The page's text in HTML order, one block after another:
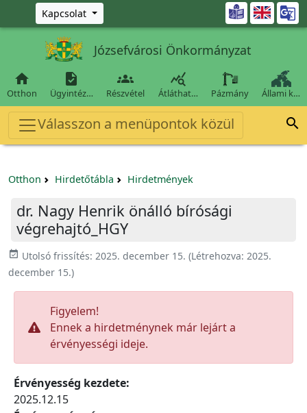
Ugrás a fő tartalomra
Kapcsolat 
Józsefvárosi Önkormányzat

Otthon

Ügyintéz…

Részvétel

Átláthat… Pázmány Állami k…
Válasszon a menüpontok közül 
Otthon Hirdetőtábla Hirdetmények
dr. Nagy Henrik önálló bírósági
végrehajtó_HGY
event_available Utolsó frissítés: 2025. december 15. (Létrehozva: 2025.
december 15.)
Figyelem!
Ennek a hirdetménynek már lejárt a
érvényességi ideje.
Érvényesség kezdete:
2025.12.15